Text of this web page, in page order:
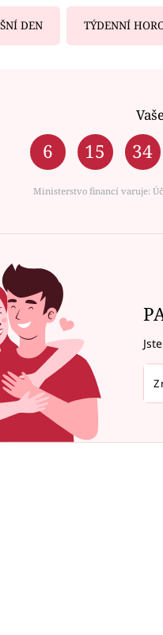
DEN TÝDENNÍ
6 15 34
Ministerstvo financí varuje: